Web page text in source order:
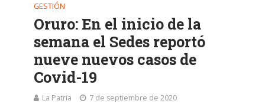
GESTIÓN
Oruro: En el inicio de la
semana el Sedes reportó
nueve nuevos casos de
Covid-19
La Patria 7 de septiembre de 2020